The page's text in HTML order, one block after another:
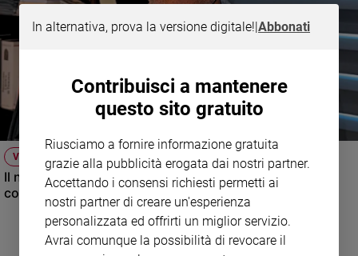
Vai
Riflessioni
Video
Podcast
Privacy
VIDEO
Il nuovo numero di Famiglia Cristiana raccontato dal
condirettore.
In alternativa, prova la versione digitale!|Abbonati
Contribuisci a mantenere
questo sito gratuito
Riusciamo a fornire informazione gratuita
grazie alla pubblicità erogata dai nostri partner.
Accettando i consensi richiesti permetti ai
nostri partner di creare un'esperienza
personalizzata ed offrirti un miglior servizio.
Avrai comunque la possibilità di revocare il